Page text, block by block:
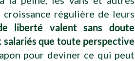
croissance régulière de leurs
liberté valent sans doute
que toute perspective
pour deviner ce qui peut